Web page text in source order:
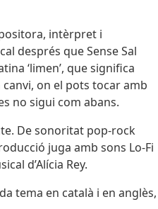
intèrpret i
després que Sense Sal
‘limen’, que significa
canvi, on el pots tocar amb
no sigui com abans.
De sonoritat pop-rock
juga amb sons Lo-Fi
d’Alícia Rey.
tema en català i en anglès,